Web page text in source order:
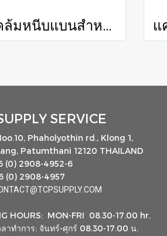
แคล้มหนีบแบนสำหรับรถยกขนาด 3.0 ตัน / BALE CLAMP FOR 3.0 TON FORKLIFT
SERVICE
Phaholyothin rd., Klong 1,
Patumthani 12120 THAILAND
(0) 2908-4952-6
(0) 2908-4957
HOURS: MON-FRI 08.30-17.00 hr.
ลาทำการ: จันทร์-ศุกร์ 08.30-17.00 น.